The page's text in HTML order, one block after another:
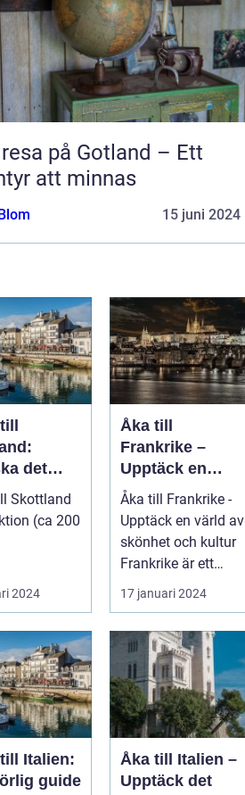
på Gotland – Ett
att minnas
15 juni 2024
det
Skottland
(ca 200
2024
Åka till
Frankrike –
Upptäck en
värld av skönhet
och kultur
Åka till Frankrike -
Upptäck en värld av
skönhet och kultur
Frankrike är ett
fantastiskt land
som l...
17 januari 2024
Italien:
guide
Åka till Italien –
Upptäck det